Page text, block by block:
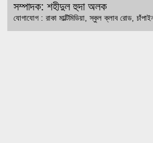
সম্পাদক: শহীদুল হুদা অলক
যোগাযোগ : রাকা মাল্টিমিডিয়া, স্কুল ক্লাব